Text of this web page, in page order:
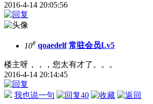
2016-4-14 20:05:56
10# qoaedelf 常驻会员Lv5
楼主呀，，，您太有才了。。。
2016-4-14 20:14:45
我也说一句 40